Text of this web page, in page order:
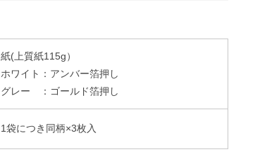
紙(上質紙115g）
ホワイト：アンバー箔押し
グレー ：ゴールド箔押し
1袋につき同柄×3枚入